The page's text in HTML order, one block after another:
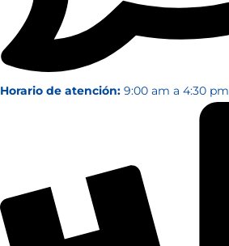
Horario de atención: 9:00 am a 4:30 pm